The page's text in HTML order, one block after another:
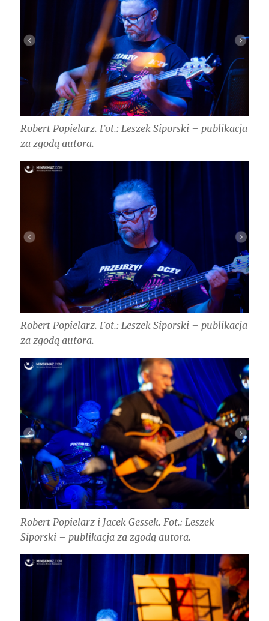
Robert Popielarz. Fot.: Leszek Siporski – publikacja
za zgodą autora.
Robert Popielarz. Fot.: Leszek Siporski – publikacja
za zgodą autora.
Robert Popielarz i Jacek Gessek. Fot.: Leszek
Siporski – publikacja za zgodą autora.